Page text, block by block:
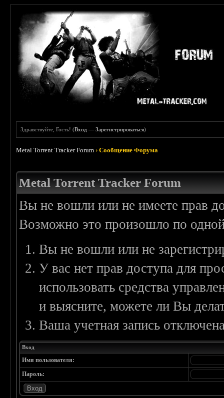
Здравствуйте, Гость! (Вход —Зарегистрироваться)
Metal Torrent Tracker Forum ›Сообщение Форума
Metal Torrent Tracker Forum
Вы не вошли или не имеете прав
Возможно это произошло по
Вы не вошли или не
У вас нет прав доступа для
использовать средства
и выясните, можете ли Вы
Ваша учетная запись
Вход
Имя пользователя:
Пароль: